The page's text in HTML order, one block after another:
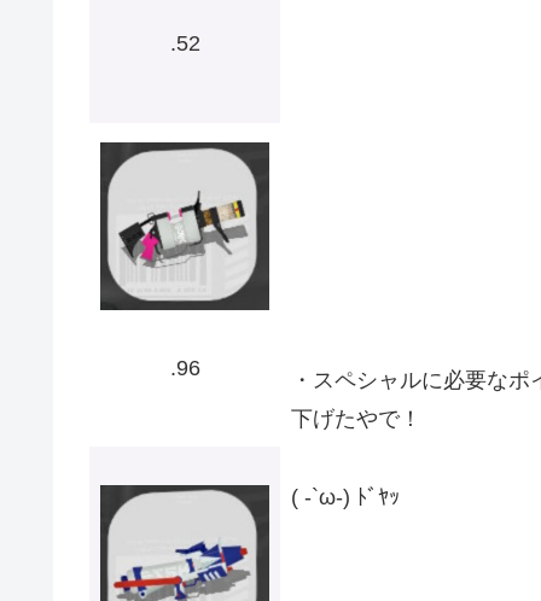
・スペシャルに必要なポ
下げたやで！
( -`ω-) ﾄﾞﾔｯ
.52
.96